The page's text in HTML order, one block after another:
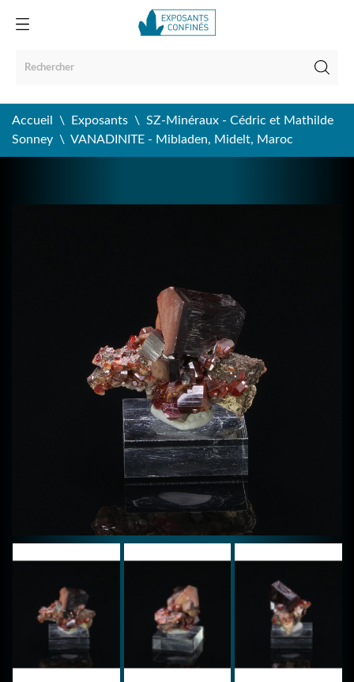
Accueil Exposants
SZ-Minéraux - Cédric et Mathilde
Sonney
VANADINITE - Mibladen, Midelt, Maroc